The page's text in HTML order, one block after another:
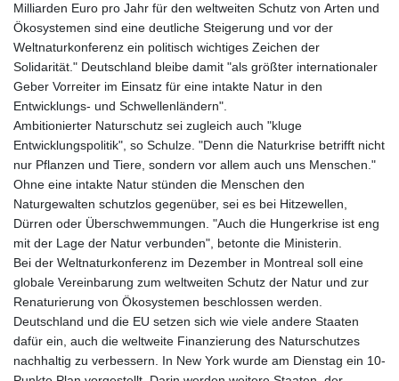
Milliarden Euro pro Jahr für den weltweiten Schutz von Arten und
Ökosystemen sind eine deutliche Steigerung und vor der
Weltnaturkonferenz ein politisch wichtiges Zeichen der
Solidarität." Deutschland bleibe damit "als größter internationaler
Geber Vorreiter im Einsatz für eine intakte Natur in den
Entwicklungs- und Schwellenländern".
Ambitionierter Naturschutz sei zugleich auch "kluge
Entwicklungspolitik", so Schulze. "Denn die Naturkrise betrifft nicht
nur Pflanzen und Tiere, sondern vor allem auch uns Menschen."
Ohne eine intakte Natur stünden die Menschen den
Naturgewalten schutzlos gegenüber, sei es bei Hitzewellen,
Dürren oder Überschwemmungen. "Auch die Hungerkrise ist eng
mit der Lage der Natur verbunden", betonte die Ministerin.
Bei der Weltnaturkonferenz im Dezember in Montreal soll eine
globale Vereinbarung zum weltweiten Schutz der Natur und zur
Renaturierung von Ökosystemen beschlossen werden.
Deutschland und die EU setzen sich wie viele andere Staaten
dafür ein, auch die weltweite Finanzierung des Naturschutzes
nachhaltig zu verbessern. In New York wurde am Dienstag ein 10-